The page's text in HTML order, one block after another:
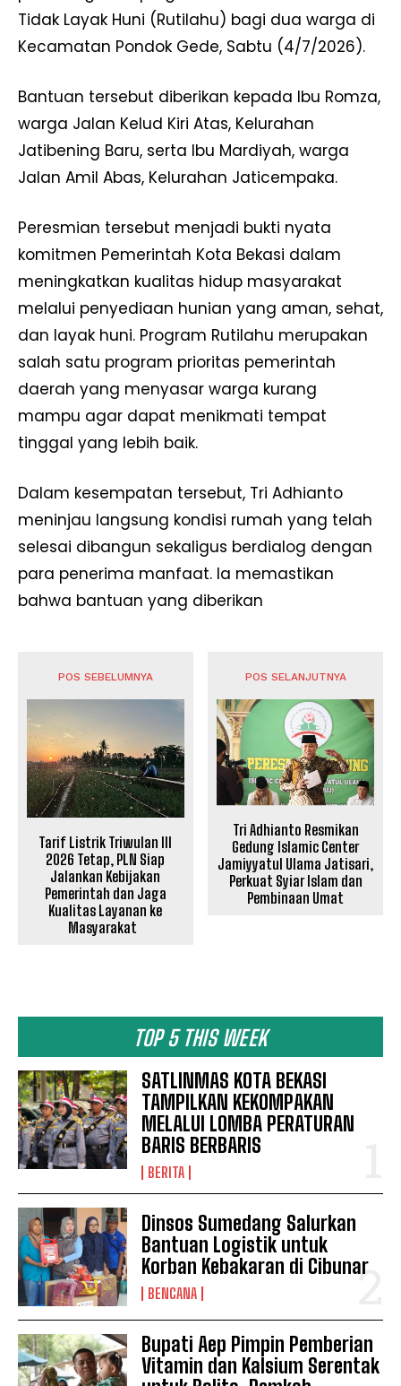
TOP 5 THIS WEEK
SATLINMAS KOTA BEKASI
TAMPILKAN KEKOMPAKAN
MELALUI LOMBA PERATURAN
BARIS BERBARIS
BERITA
Dinsos Sumedang Salurkan
Bantuan Logistik untuk
Korban Kebakaran di Cibunar
BENCANA
Bupati Aep Pimpin Pemberian
Vitamin dan Kalsium Serentak
Tidak Layak Huni (Rutilahu) bagi dua warga di
Kecamatan Pondok Gede, Sabtu (4/7/2026).
Bantuan tersebut diberikan kepada Ibu Romza,
warga Jalan Kelud Kiri Atas, Kelurahan
Jatibening Baru, serta Ibu Mardiyah, warga
Jalan Amil Abas, Kelurahan Jaticempaka.
Peresmian tersebut menjadi bukti nyata
komitmen Pemerintah Kota Bekasi dalam
meningkatkan kualitas hidup masyarakat
melalui penyediaan hunian yang aman, sehat,
dan layak huni. Program Rutilahu merupakan
salah satu program prioritas pemerintah
daerah yang menyasar warga kurang
mampu agar dapat menikmati tempat
tinggal yang lebih baik.
Dalam kesempatan tersebut, Tri Adhianto
meninjau langsung kondisi rumah yang telah
selesai dibangun sekaligus berdialog dengan
para penerima manfaat. Ia memastikan
bahwa bantuan yang diberikan
POS SEBELUMNYA
Tarif Listrik Triwulan III
2026 Tetap, PLN Siap
Jalankan Kebijakan
Pemerintah dan Jaga
Kualitas Layanan ke
Masyarakat
POS SELANJUTNYA
Tri Adhianto Resmikan
Gedung Islamic Center
Jamiyyatul Ulama Jatisari,
Perkuat Syiar Islam dan
Pembinaan Umat